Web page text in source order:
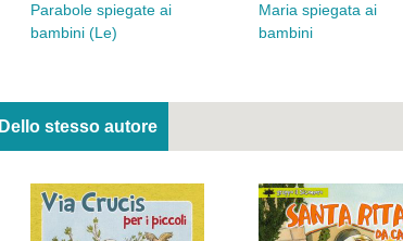
Parabole spiegate ai
bambini (Le)
Maria spiegata ai
bambini
Dello stesso autore